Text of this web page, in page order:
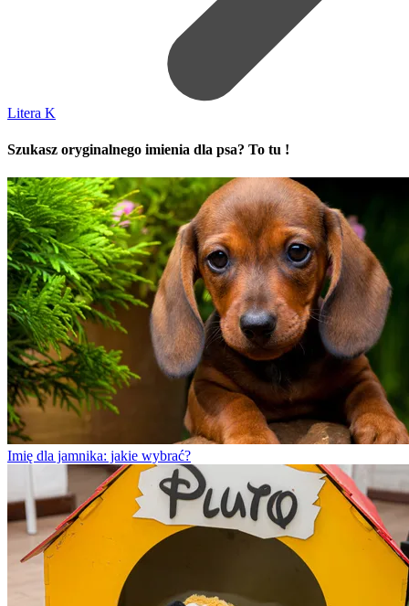
Litera K
Szukasz oryginalnego imienia dla psa? To tu !
Imię dla jamnika: jakie wybrać?